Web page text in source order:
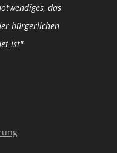
das
bürgerlichen
ist"